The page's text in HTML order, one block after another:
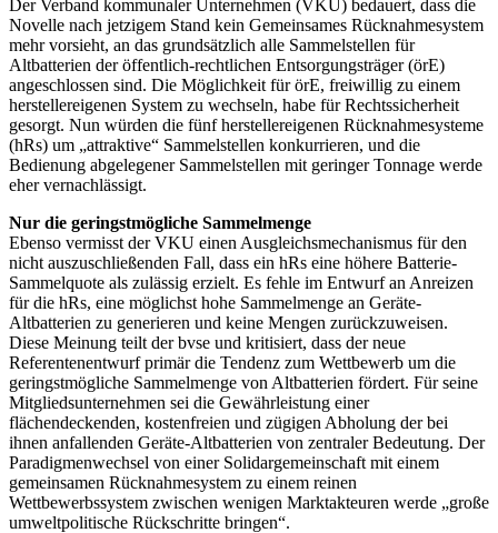
Der Verband kommunaler Unternehmen (VKU) bedauert, dass die
Novelle nach jetzigem Stand kein Gemeinsames Rücknahmesystem
mehr vorsieht, an das grundsätzlich alle Sammelstellen für
Altbatterien der öffentlich-rechtlichen Entsorgungsträger (örE)
angeschlossen sind. Die Möglichkeit für örE, freiwillig zu einem
herstellereigenen System zu wechseln, habe für Rechtssicherheit
gesorgt. Nun würden die fünf herstellereigenen Rücknahmesysteme
(hRs) um „attraktive“ Sammelstellen konkurrieren, und die
Bedienung abgelegener Sammelstellen mit geringer Tonnage werde
eher vernachlässigt.
Nur die geringstmögliche Sammelmenge
Ebenso vermisst der VKU einen Ausgleichsmechanismus für den
nicht auszuschließenden Fall, dass ein hRs eine höhere Batterie-
Sammelquote als zulässig erzielt. Es fehle im Entwurf an Anreizen
für die hRs, eine möglichst hohe Sammelmenge an Geräte-
Altbatterien zu generieren und keine Mengen zurückzuweisen.
Diese Meinung teilt der bvse und kritisiert, dass der neue
Referentenentwurf primär die Tendenz zum Wettbewerb um die
geringstmögliche Sammelmenge von Altbatterien fördert. Für seine
Mitgliedsunternehmen sei die Gewährleistung einer
flächendeckenden, kostenfreien und zügigen Abholung der bei
ihnen anfallenden Geräte-Altbatterien von zentraler Bedeutung. Der
Paradigmenwechsel von einer Solidargemeinschaft mit einem
gemeinsamen Rücknahmesystem zu einem reinen
Wettbewerbssystem zwischen wenigen Marktakteuren werde „große
umweltpolitische Rückschritte bringen“.